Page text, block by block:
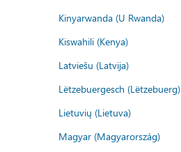
Kinyarwanda (U Rwanda)
Kiswahili (Kenya)
Latviešu (Latvija)
Lëtzebuergesch (Lëtzebuerg)
Lietuvių (Lietuva)
Magyar (Magyarország)